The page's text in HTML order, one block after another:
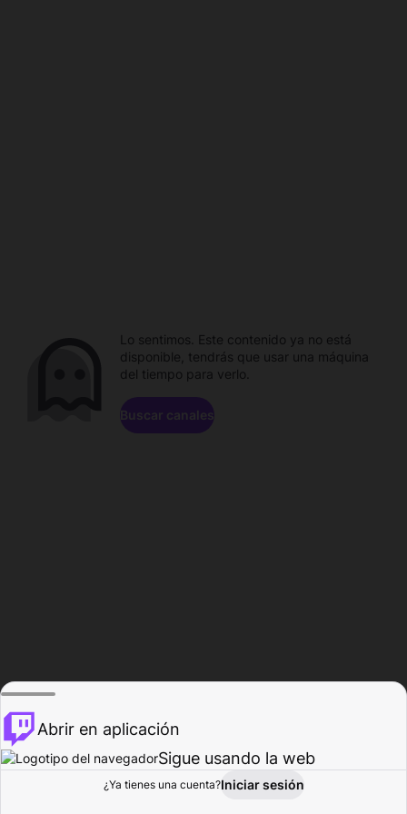
Explorar Actividad
Lo sentimos. Este contenido ya no está
disponible, tendrás que usar una máquina
del tiempo para verlo.
Buscar canales
Abrir en aplicación
Sigue usando la web
¿Ya tienes una cuenta?Iniciar sesión